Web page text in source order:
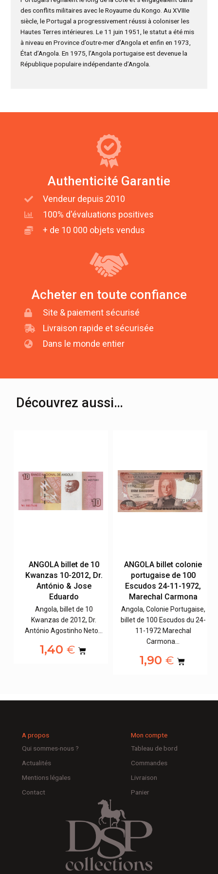
des conflits militaires avec le Royaume du Kongo. Au XVIIIe
siècle, le Portugal a progressivement réussi à coloniser les
Hautes Terres intérieures. Le 11 juin 1951, le statut a été mis
à niveau en Province d’outre-mer d’Angola et enfin en 1973,
État d’Angola. En 1975, l’Angola portugaise est devenue la
République populaire indépendante d’Angola.
Authenticité Garantie
Vendeur depuis 2010
100% d'évaluations positives
+ de 10 000 objets vendus
Acheter en toute confiance
Site & paiement sécurisé
Livraison rapide et sécurisée
Dans le monde entier
Découvrez aussi…
ANGOLA billet de 10
Kwanzas 10-2012, Dr.
António & Jose
Eduardo
Angola, billet de 10
Kwanzas de 2012, Dr.
António Agostinho Neto…
1,40 €
ANGOLA billet colonie
portugaise de 100
Escudos 24-11-1972,
Marechal Carmona
Angola, Colonie Portugaise,
billet de 100 Escudos du 24-
11-1972 Marechal
Carmona…
1,90 €
A propos
Qui sommes-nous ?
Actualités
Mentions légales
Contact
Mon compte
Tableau de bord
Commandes
Livraison
Panier